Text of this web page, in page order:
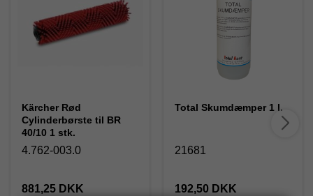
Kärcher Rød
Cylinderbørste til BR
40/10 1 stk.
4.762-003.0
881,25 DKK
Total Skumdæmper 1 l.
21681
192,50 DKK